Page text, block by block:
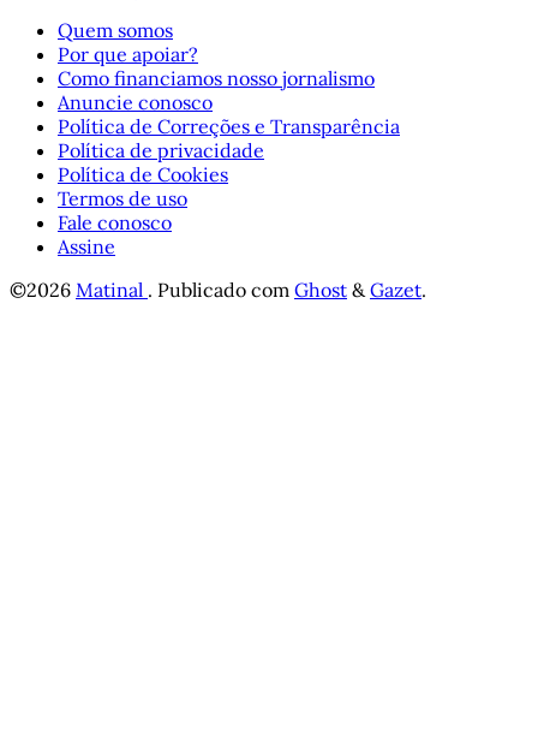
Quem somos
Por que apoiar?
Como financiamos nosso jornalismo
Anuncie conosco
Política de Correções e Transparência
Política de privacidade
Política de Cookies
Termos de uso
Fale conosco
Assine
©2026 Matinal . Publicado com Ghost & Gazet.